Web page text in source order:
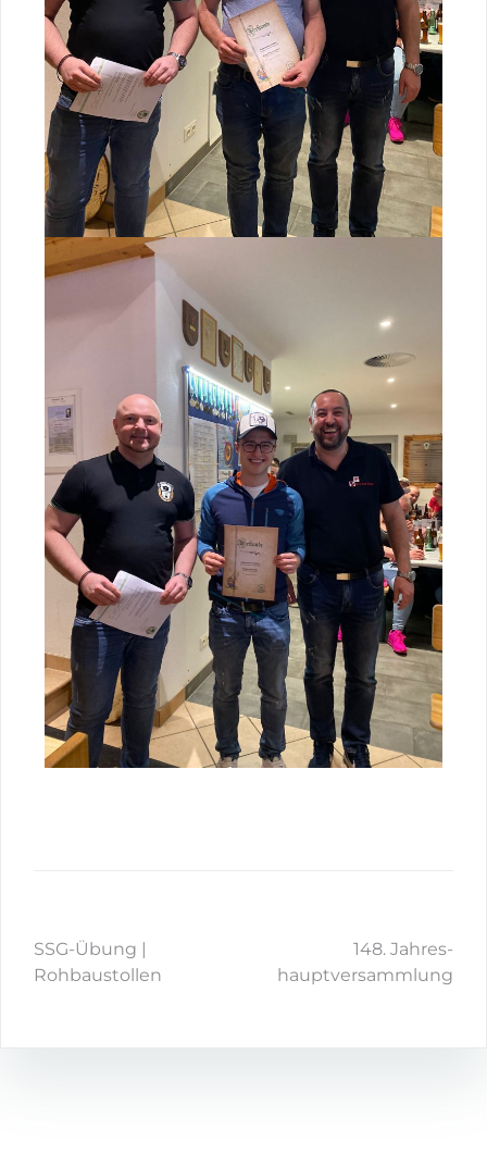
SSG-Übung |
Rohbaustollen
148. Jahres-
hauptversammlung